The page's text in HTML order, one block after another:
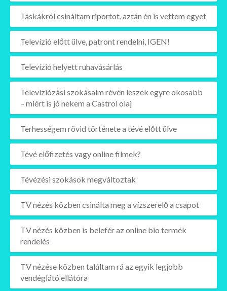
Táskákról csináltam riportot, aztán én is vettem egyet
Televízió előtt ülve, patront rendelni, IGEN!
Televízió helyett ruhavásárlás
Televíziózási szokásaim révén leszek egyre okosabb
– miért is jó nekem a Castrol olaj
Terhességem rövid története a tévé előtt ülve
Tévé előfizetés vagy online filmek?
Tévézési szokások megváltoztak
TV nézés közben csinálta meg a vízszerelő a csapot
TV nézés közben is belefér az online bio termék
rendelés
TV nézése közben találtam rá az egyik legjobb
vendéglátó ellátóra